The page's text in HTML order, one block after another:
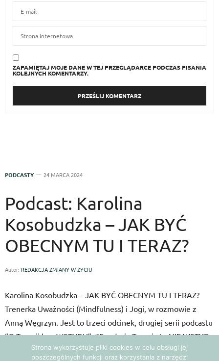
ZAPAMIĘTAJ MOJE DANE W TEJ PRZEGLĄDARCE PODCZAS PISANIA
KOLEJNYCH KOMENTARZY.
PODCASTY 24 MARCA 2024
Podcast: Karolina
Kosobudzka – JAK BYĆ
OBECNYM TU I TERAZ?
Autor: REDAKCJA ZMIANY W ŻYCIU
Karolina Kosobudzka – JAK BYĆ OBECNYM TU I TERAZ?
Trenerka Uważności (Mindfulness) i Jogi, w rozmowie z
Anną Węgrzyn. Jest to trzeci odcinek, drugiej serii podcastu
“O Terapii bez WSTYDU”. *Fundacja Terapia to NIE WSTYD
ma na celu wspieranie i profilaktykę zdrowia psychicznego.*
Strona wykorzystuje pliki cookies w celu obsługi jej
poszczególnych funkcji oraz korzystania z narzędzi